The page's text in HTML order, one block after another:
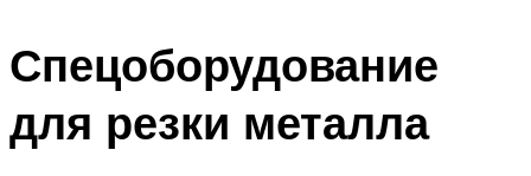
Спецоборудование
для резки металла